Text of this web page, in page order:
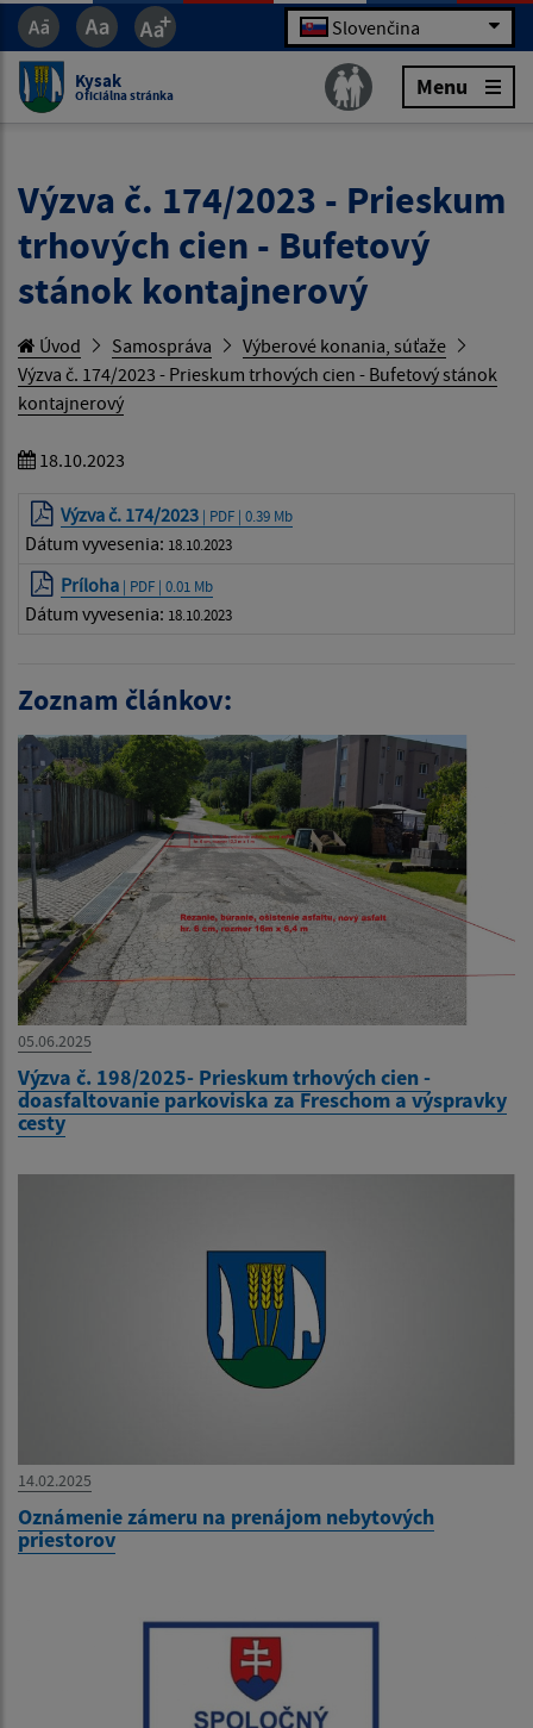
Slovenčina
Kysak
Oficiálna stránka Menu
Výzva č. 174/2023 - Prieskum
trhových cien - Bufetový
stánok kontajnerový
Úvod Samospráva
Výberové konania, súťaže
Výzva č. 174/2023 - Prieskum trhových cien - Bufetový stánok
kontajnerový
18.10.2023
Výzva č. 174/2023 | PDF | 0.39 Mb
Dátum vyvesenia: 18.10.2023
Príloha | PDF | 0.01 Mb
Dátum vyvesenia: 18.10.2023
Zoznam článkov:
05.06.2025
Výzva č. 198/2025- Prieskum trhových cien -
doasfaltovanie parkoviska za Freschom a výspravky
cesty
14.02.2025
Oznámenie zámeru na prenájom nebytových
priestorov